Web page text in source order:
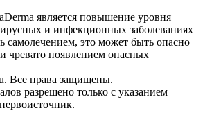
является повышение уровня
и инфекционных заболеваниях
самолечением, это может быть опасно
чревато появлением опасных
Все права защищены.
разрешено только с указанием